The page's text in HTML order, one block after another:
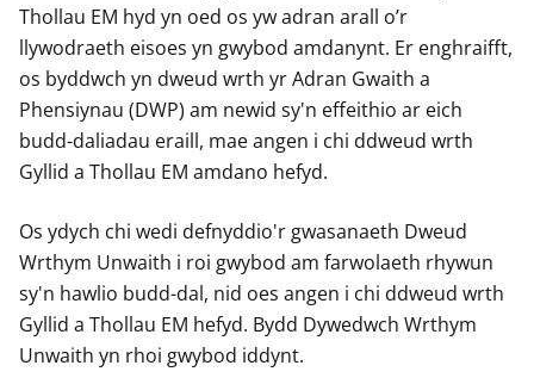
Thollau EM hyd yn oed os yw adran arall o’r
llywodraeth eisoes yn gwybod amdanynt. Er enghraifft,
os byddwch yn dweud wrth yr Adran Gwaith a
Phensiynau (DWP) am newid sy'n effeithio ar eich
budd-daliadau eraill, mae angen i chi ddweud wrth
Gyllid a Thollau EM amdano hefyd.
Os ydych chi wedi defnyddio'r gwasanaeth Dweud
Wrthym Unwaith i roi gwybod am farwolaeth rhywun
sy'n hawlio budd-dal, nid oes angen i chi ddweud wrth
Gyllid a Thollau EM hefyd. Bydd Dywedwch Wrthym
Unwaith yn rhoi gwybod iddynt.